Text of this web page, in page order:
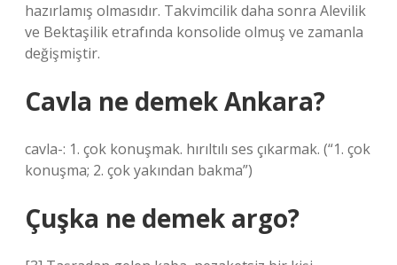
hazırlamış olmasıdır. Takvimcilik daha sonra Alevilik
ve Bektaşilik etrafında konsolide olmuş ve zamanla
değişmiştir.
Cavla ne demek Ankara?
cavla-: 1. çok konuşmak. hırıltılı ses çıkarmak. (“1. çok
konuşma; 2. çok yakından bakma”)
Çuşka ne demek argo?